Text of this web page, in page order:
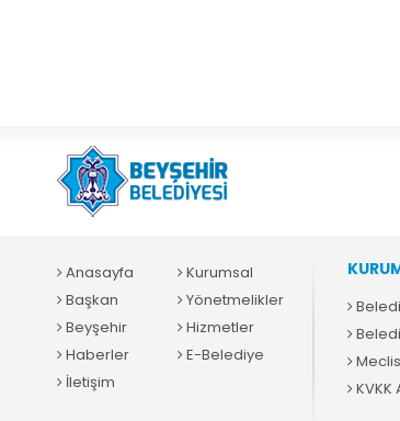
Anasayfa
Kurumsal
Başkan
Yönetmelikler
Beyşehir
Hizmetler
Haberler
E-Belediye
İletişim
KVKK